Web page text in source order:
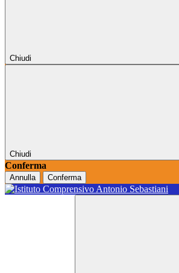
Chiudi
Chiudi
Conferma
Annulla Conferma